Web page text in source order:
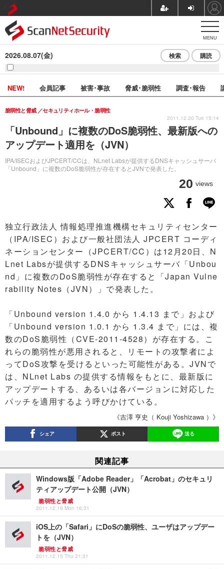
MENU
2026.08.07(金) 検索 購読
NEW! 会員記事 被害･事故 脅威･脆弱性 調査･報告
「Unbound」に複数のDoS脆弱性、最新版への
アップデート適用を（JVN）
IPA/ISECおよびJPCERT/CCは、NLnet Labsが提供するDNSキャッシュサーバ
「Unbound」に複数のDoS脆弱性が存在するとJVNで発表した。
脆弱性と脅威 セキュリティホール・脆弱性
20 views
2011.12.20 Tue 15:14
独立行政法人 情報処理推進機構セキュリティセンター
（IPA/ISEC）および一般社団法人 JPCERT コーディ
ネーションセンター（JPCERT/CC）は12月20日、N
Lnet Labsが提供するDNSキャッシュサーバ「Unbou
nd」に複数のDoS脆弱性が存在すると「Japan Vulne
rability Notes（JVN）」で発表した。
「Unbound version 1.4.0 から 1.4.13 まで」および
「Unbound version 1.0.1 から 1.3.4 まで」には、複
数のDoS脆弱性（CVE-2011-4528）が存在する。こ
れらの脆弱性が悪用されると、リモートの攻撃者によ
ってDoS攻撃を受けるといった可能性がある。JVNで
は、NLnet Labs の提供する情報をもとに、最新版に
アップデートする、あるいは各バージョンに対応した
パッチを適用するよう呼びかけている。
《吉澤 亨史（ Kouji Yoshizawa ）》
シェア ポスト 送る
関連記事
Windows版「Adobe Reader」「Acrobat」のセキュリ
ティアップデート公開（JVN）
脆弱性と脅威
2011.12.19 Mon 16:31
iOS上の「Safari」にDoSの脆弱性、ユーザはアップデー
トを（JVN）
脆弱性と脅威
2011.12.15 Thu 21:31